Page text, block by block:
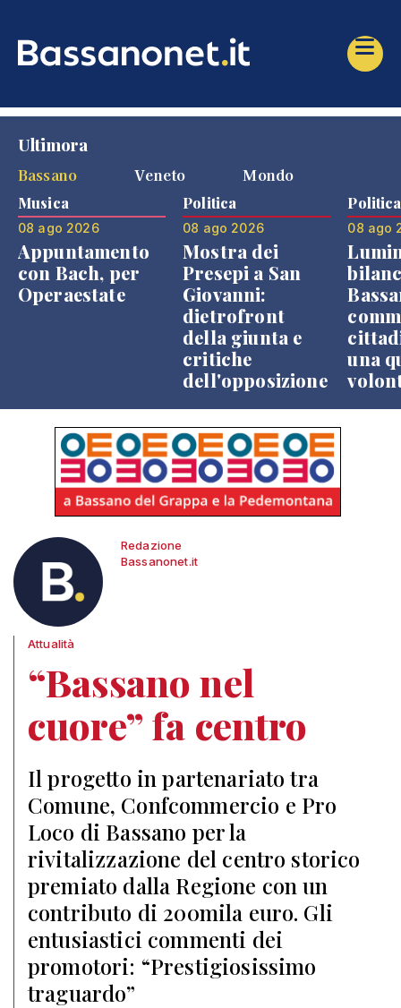
Ultimora
Bassano
Veneto Mondo
Musica
08 ago 2026
Appuntamento
con Bach, per
Operaestate
Politica
08 ago 2026
Mostra dei
Presepi a San
Giovanni:
dietrofront
della giunta e
critiche
dell'opposizione
Politica
08 ago
una
Redazione
Bassanonet.it
Attualità
“Bassano nel
cuore” fa centro
Il progetto in partenariato tra
Comune, Confcommercio e Pro
Loco di Bassano per la
rivitalizzazione del centro storico
premiato dalla Regione con un
contributo di 200mila euro. Gli
entusiastici commenti dei
promotori: “Prestigiosissimo
traguardo”